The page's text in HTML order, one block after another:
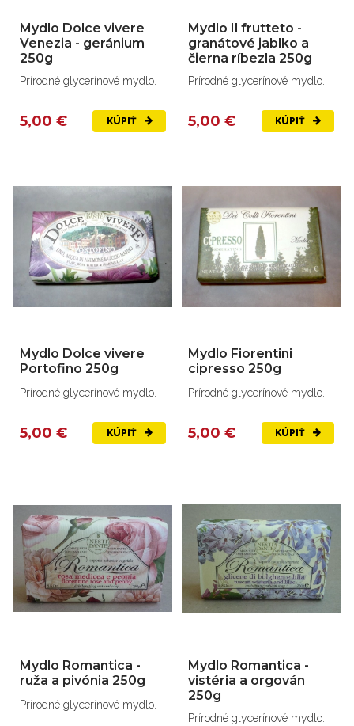
Mydlo Dolce vivere
Venezia - geránium
250g
Prírodné glycerínové mydlo.
5,00 € KÚPIŤ
Mydlo Il frutteto -
granátové jablko a
čierna ríbezla 250g
Prírodné glycerínové mydlo.
5,00 € KÚPIŤ
Mydlo Dolce vivere
Portofino 250g
Prírodné glycerínové mydlo.
5,00 € KÚPIŤ
Mydlo Fiorentini
cipresso 250g
Prírodné glycerínové mydlo.
5,00 € KÚPIŤ
Mydlo Romantica -
ruža a pivónia 250g
Prírodné glycerínové mydlo.
Mydlo Romantica -
vistéria a orgován
250g
Prírodné glycerínové mydlo.